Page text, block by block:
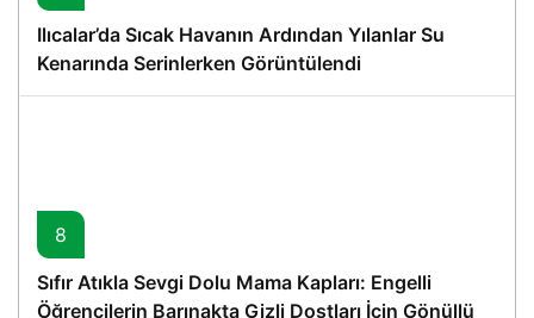
Ilıcalar’da Sıcak Havanın Ardından Yılanlar Su
Kenarında Serinlerken Görüntülendi
8
Sıfır Atıkla Sevgi Dolu Mama Kapları: Engelli
Öğrencilerin Barınakta Gizli Dostları İçin Gönüllü